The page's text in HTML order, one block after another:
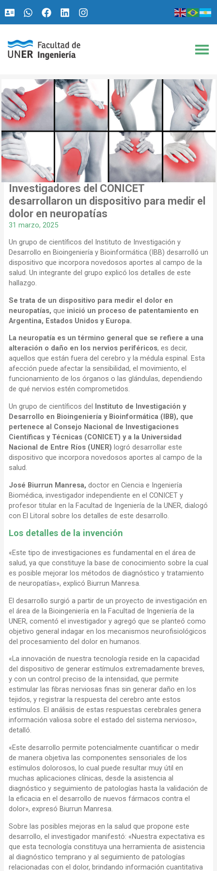
contenido
Investigadores del CONICET
desarrollaron un dispositivo para medir el
dolor en neuropatías
31 marzo, 2025
Un grupo de científicos del Instituto de Investigación y
Desarrollo en Bioingeniería y Bioinformática (IBB) desarrolló un
dispositivo que incorpora novedosos aportes al campo de la
salud. Un integrante del grupo explicó los detalles de este
hallazgo.
Se trata de un dispositivo para medir el dolor en
neuropatías, que inició un proceso de patentamiento en
Argentina, Estados Unidos y Europa.
La neuropatía es un término general que se refiere a una
alteración o daño en los nervios periféricos, es decir,
aquellos que están fuera del cerebro y la médula espinal. Esta
afección puede afectar la sensibilidad, el movimiento, el
funcionamiento de los órganos o las glándulas, dependiendo
de qué nervios estén comprometidos.
Un grupo de científicos del Instituto de Investigación y
Desarrollo en Bioingeniería y Bioinformática (IBB), que
pertenece al Consejo Nacional de Investigaciones
Científicas y Técnicas (CONICET) y a la Universidad
Nacional de Entre Ríos (UNER) logró desarrollar este
dispositivo que incorpora novedosos aportes al campo de la
salud.
José Biurrun Manresa, doctor en Ciencia e Ingeniería
Biomédica, investigador independiente en el CONICET y
profesor titular en la Facultad de Ingeniería de la UNER, dialogó
con El Litoral sobre los detalles de este desarrollo.
Los detalles de la invención
«Este tipo de investigaciones es fundamental en el área de
salud, ya que constituye la base de conocimiento sobre la cual
es posible mejorar los métodos de diagnóstico y tratamiento
de neuropatías», explicó Biurrun Manresa.
El desarrollo surgió a partir de un proyecto de investigación en
el área de la Bioingeniería en la Facultad de Ingeniería de la
UNER, comentó el investigador y agregó que se planteó como
objetivo general indagar en los mecanismos neurofisiológicos
del procesamiento del dolor en humanos.
«La innovación de nuestra tecnología reside en la capacidad
del dispositivo de generar estímulos extremadamente breves,
y con un control preciso de la intensidad, que permite
estimular las fibras nerviosas finas sin generar daño en los
tejidos, y registrar la respuesta del cerebro ante estos
estímulos. El análisis de estas respuestas cerebrales genera
información valiosa sobre el estado del sistema nervioso»,
detalló.
«Este desarrollo permite potencialmente cuantificar o medir
de manera objetiva las componentes sensoriales de los
estímulos dolorosos, lo cual puede resultar muy útil en
muchas aplicaciones clínicas, desde la asistencia al
diagnóstico y seguimiento de patologías hasta la validación de
la eficacia en el desarrollo de nuevos fármacos contra el
dolor», expresó Biurrun Manresa.
Sobre las posibles mejoras en la salud que propone este
desarrollo, el investigador manifestó: «Nuestra expectativa es
que esta tecnología constituya una herramienta de asistencia
al diagnóstico temprano y al seguimiento de patologías
relacionadas con el dolor, brindando información cuantitativa
de
entradas